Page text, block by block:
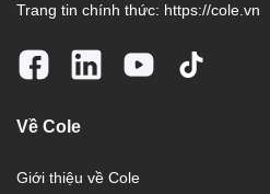
Trang tin chính thức: https://cole.vn
Về Cole
Giới thiệu về Cole